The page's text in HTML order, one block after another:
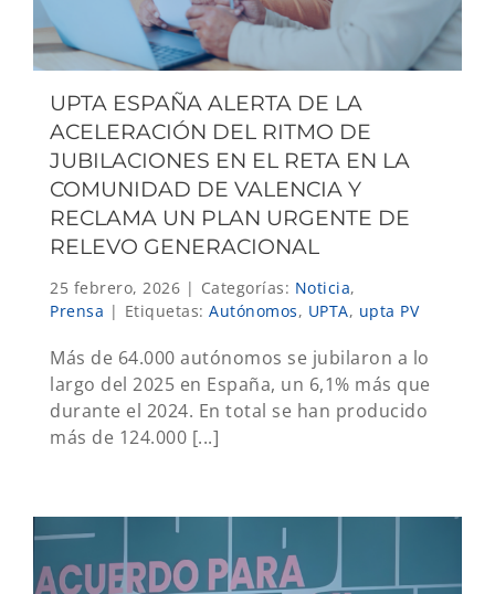
UPTA ESPAÑA ALERTA DE LA
ACELERACIÓN DEL RITMO DE
JUBILACIONES EN EL RETA EN LA
COMUNIDAD DE VALENCIA Y
RECLAMA UN PLAN URGENTE DE
RELEVO GENERACIONAL
25 febrero, 2026 | Categorías: Noticia,
Prensa | Etiquetas: Autónomos, UPTA, upta PV
Más de 64.000 autónomos se jubilaron a lo
largo del 2025 en España, un 6,1% más que
durante el 2024. En total se han producido
más de 124.000 [...]